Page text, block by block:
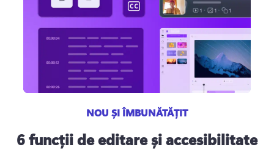
NOU ȘI ÎMBUNĂTĂȚIT
6 funcții de editare și accesibilitate